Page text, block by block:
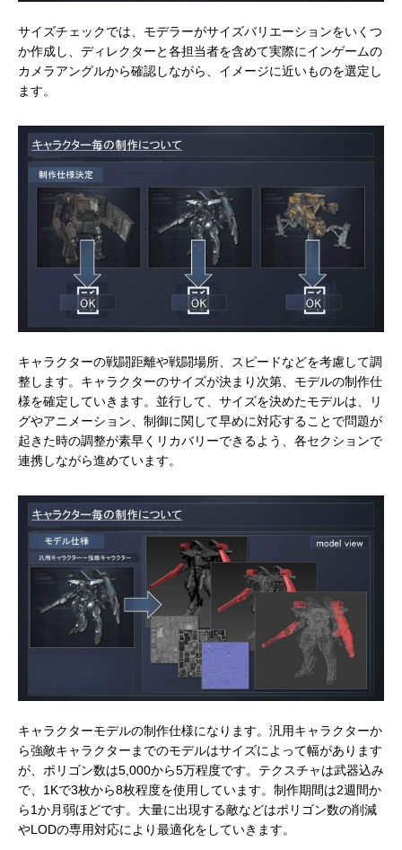
サイズチェックでは、モデラーがサイズバリエーションをいくつ
か作成し、ディレクターと各担当者を含めて実際にインゲームの
カメラアングルから確認しながら、イメージに近いものを選定し
ます。
キャラクターの戦闘距離や戦闘場所、スピードなどを考慮して調
整します。キャラクターのサイズが決まり次第、モデルの制作仕
様を確定していきます。並行して、サイズを決めたモデルは、リ
グやアニメーション、制御に関して早めに対応することで問題が
起きた時の調整が素早くリカバリーできるよう、各セクションで
連携しながら進めています。
キャラクターモデルの制作仕様になります。汎用キャラクターか
ら強敵キャラクターまでのモデルはサイズによって幅があります
が、ポリゴン数は5,000から5万程度です。テクスチャは武器込み
で、1Kで3枚から8枚程度を使用しています。制作期間は2週間か
ら1か月弱ほどです。大量に出現する敵などはポリゴン数の削減
やLODの専用対応により最適化をしていきます。